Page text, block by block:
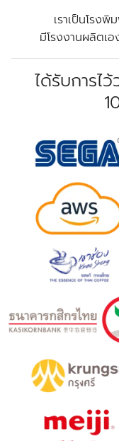
เราเป็นโรง
มีโรงงานผลิตเ
ได้รับการไ